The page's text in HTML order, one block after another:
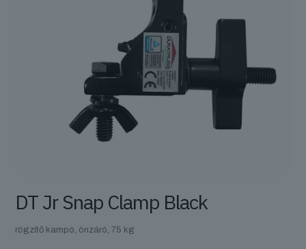
DT Jr Snap Clamp Black
rögzítő kampó, önzáró, 75 kg